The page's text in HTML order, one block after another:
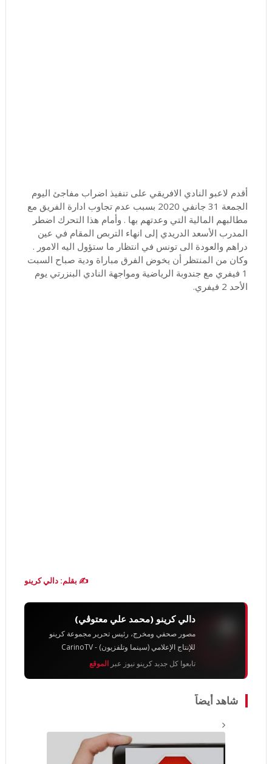
أقدم لاعبو النادي الافريقي على تنفيذ اضراب مفاجئ اليوم
الجمعة 31 جانفي 2020 بسبب عدم تجاوب ادارة الفريق مع
مطالبهم المالية التي وعدتهم بها . وأمام هذا التحرك اضطر
المدرب الأسعد الدريدي إلى انهاء التربص المقام في عين
دراهم والعودة الى تونس في انتظار ما ستؤول اليه الامور .
وكان من المنتظر أن يخوض الفرق مباراة ودية صباح السبت
1 فيفري مع جندوبة الرياضية ومواجهة النادي البنزرتي يوم
الأحد 2 فيفري.
✍️ بقلم: دالي كرينو
دالي كرينو (محمد علي معتوڨي)
مصور صحفي ومخرج، رئيس تحرير مجموعة كرينو
للإنتاج الإعلامي (سينما وتلفزيون) - CarinoTV
تابعوا كل جديد كرينو نيوز عبر الموقع
شاهد أيضاً